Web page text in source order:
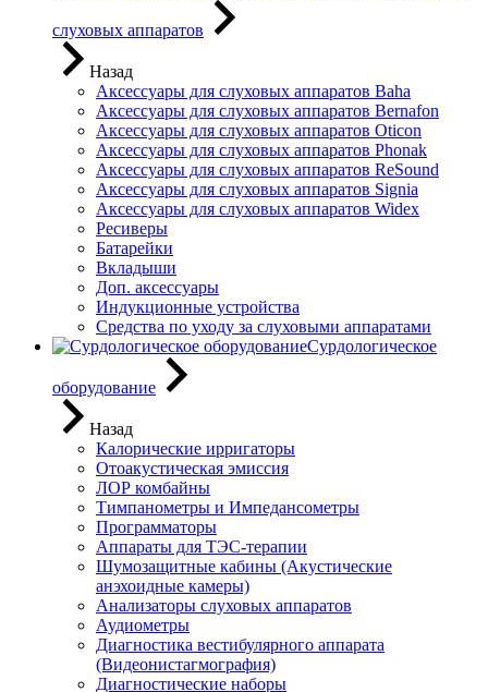
слуховых аппаратов
Назад
Аксессуары для слуховых аппаратов Baha
Аксессуары для слуховых аппаратов Bernafon
Аксессуары для слуховых аппаратов Oticon
Аксессуары для слуховых аппаратов Phonak
Аксессуары для слуховых аппаратов ReSound
Аксессуары для слуховых аппаратов Signia
Аксессуары для слуховых аппаратов Widex
Ресиверы
Батарейки
Вкладыши
Доп. аксессуары
Индукционные устройства
Средства по уходу за слуховыми аппаратами
Сурдологическое
оборудование
Назад
Калорические ирригаторы
Отоакустическая эмиссия
ЛОР комбайны
Тимпанометры и Импедансометры
Программаторы
Аппараты для ТЭС-терапии
Шумозащитные кабины (Акустические
анэхоидные камеры)
Анализаторы слуховых аппаратов
Аудиометры
Диагностика вестибулярного аппарата
(Видеонистагмография)
Диагностические наборы